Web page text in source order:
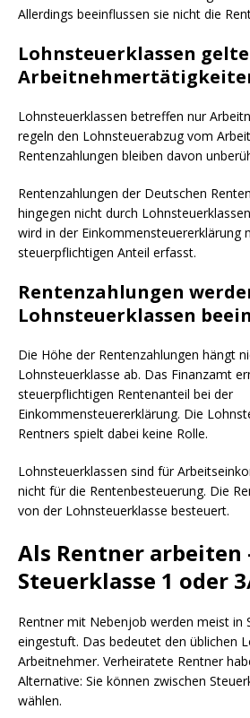
Allerdings beeinflussen sie nicht die
Lohnsteuerklassen
Lohnsteuerklassen betreffen nur
regeln den Lohnsteuerabzug vom
Rentenzahlungen bleiben davon
Rentenzahlungen der Deutschen
hingegen nicht durch
wird in der Einkommensteuererklärung
steuerpflichtigen Anteil erfasst.
Rentenzahlungen
Lohnsteuerklassen
Die Höhe der Rentenzahlungen hängt
Lohnsteuerklasse ab. Das Finanzamt
steuerpflichtigen Rentenanteil bei der
Einkommensteuererklärung. Die
Rentners spielt dabei keine Rolle.
Lohnsteuerklassen sind für
nicht für die Rentenbesteuerung. Die
von der Lohnsteuerklasse besteuert.
Als Rentner arbeiten
Steuerklasse 1 oder
Rentner mit Nebenjob werden meist in
eingestuft. Das bedeutet den üblichen
Arbeitnehmer. Verheiratete Rentner
Alternative: Sie können zwischen
wählen.